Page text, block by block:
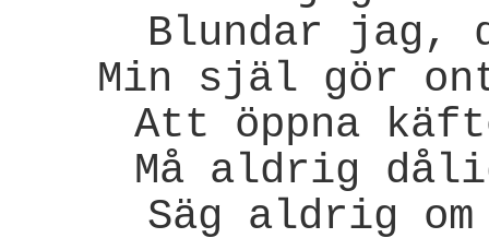
Blundar jag,
Min själ gör
Att öppna
Må aldrig
Säg aldrig